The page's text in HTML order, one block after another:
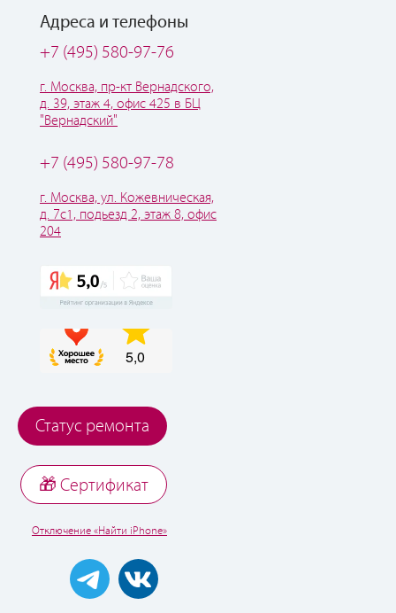
Адреса и телефоны
+7 (495) 580-97-76
г. Москва, пр-кт Вернадского,
д. 39, этаж 4, офис 425 в БЦ
"Вернадский"
+7 (495) 580-97-78
г. Москва, ул. Кожевническая,
д. 7с1, подьезд 2, этаж 8, офис
204
Статус ремонта
🎁 Cертификат
Отключение «Найти iPhone»